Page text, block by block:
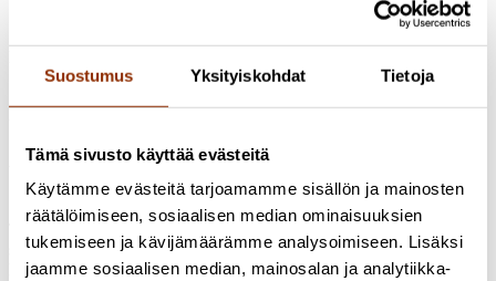
Suostumus Yksityiskohdat Tietoja
Tämä sivusto käyttää evästeitä
Käytämme evästeitä tarjoamamme sisällön ja mainosten
räätälöimiseen, sosiaalisen median ominaisuuksien
tukemiseen ja kävijämäärämme analysoimiseen. Lisäksi
jaamme sosiaalisen median, mainosalan ja analytiikka-
koronatuet
10:45 Taiteen tukemisen päällikkö Henri Terho, Taike:
11:00 Päällikkö Mika Virkkala ja koordinaattori Kirsi Siltanen,
Taideyliopisto: Jälleenrakennus vai perusparannus: Taideyliopiston
selvityksen näkökulma koronan jälkeiseen aikaan taide- ja
kulttuurialoilla